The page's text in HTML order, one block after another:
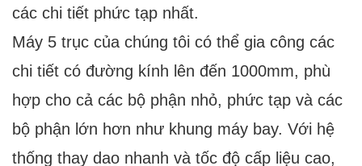
các chi tiết phức tạp nhất.
Máy 5 trục của chúng tôi có thể gia công các
chi tiết có đường kính lên đến 1000mm, phù
hợp cho cả các bộ phận nhỏ, phức tạp và các
bộ phận lớn hơn như khung máy bay. Với hệ
thống thay dao nhanh và tốc độ cấp liệu cao,